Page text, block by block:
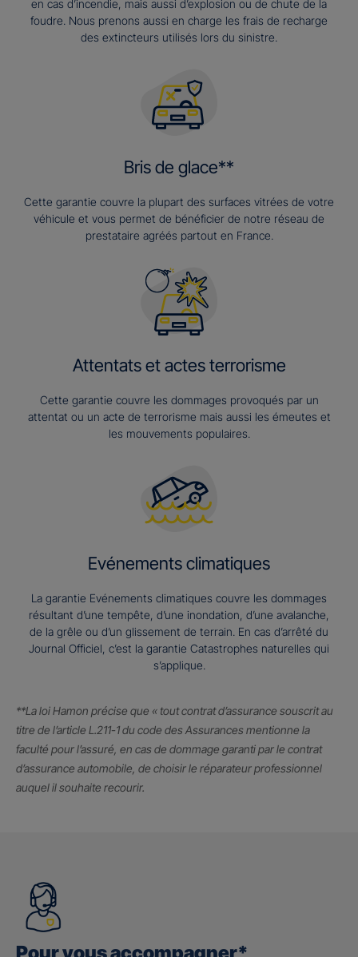
en cas d’incendie, mais aussi d’explosion ou de chute de la
foudre. Nous prenons aussi en charge les frais de recharge
des extincteurs utilisés lors du sinistre.
Bris de glace**
Cette garantie couvre la plupart des surfaces vitrées de votre
véhicule et vous permet de bénéficier de notre réseau de
prestataire agréés partout en France.
Attentats et actes terrorisme
Cette garantie couvre les dommages provoqués par un
attentat ou un acte de terrorisme mais aussi les émeutes et
les mouvements populaires.
Evénements climatiques
La garantie Evénements climatiques couvre les dommages
résultant d’une tempête, d’une inondation, d’une avalanche,
de la grêle ou d’un glissement de terrain. En cas d’arrêté du
Journal Officiel, c’est la garantie Catastrophes naturelles qui
s’applique.
**La loi Hamon précise que « tout contrat d’assurance souscrit au
titre de l’article L.211-1 du code des Assurances mentionne la
faculté pour l’assuré, en cas de dommage garanti par le contrat
d’assurance automobile, de choisir le réparateur professionnel
auquel il souhaite recourir.